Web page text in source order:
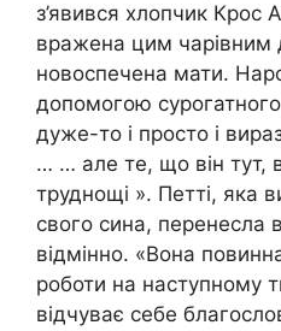
з’явився хлопчик
вражена цим чарівним
новоспечена мати.
допомогою
дуже-то і просто і
… … але те, що він тут,
труднощі ». Петті, яка
свого сина, перенесла
відмінно. «Вона
роботи на наступному
відчуває себе